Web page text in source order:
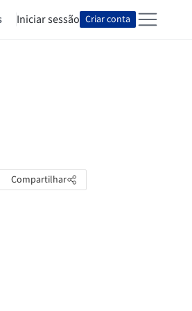
Iniciar sessão Criar conta
Compartilhar